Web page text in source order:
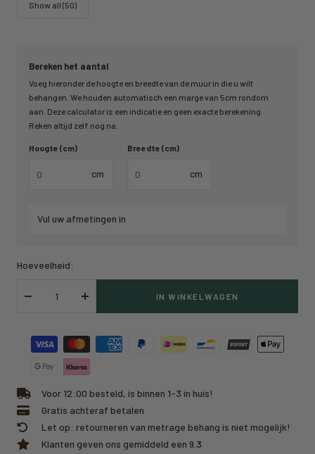
Bereken het aantal
Voeg hieronder de hoogte en breedte van de muur in die u wilt
behangen. We houden automatisch een marge van 5cm rondom
aan. Deze calculator is een indicatie en geen exacte berekening.
Reken altijd zelf nog na.
Hoogte (cm)
cm
Breedte (cm)
cm
Vul uw afmetingen in
Show all (50)
Hoeveelheid:
Verlaag
Verhoog
IN WINKELWAGEN
Voor 12:00 besteld, is binnen 1-3 in huis!
Gratis achteraf betalen
Let op: retourneren van metrage behang is niet mogelijk!
Klanten geven ons gemiddeld een 9.3